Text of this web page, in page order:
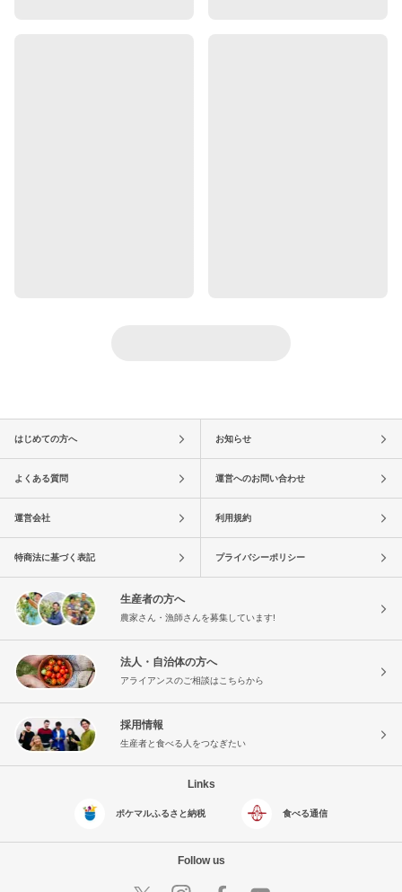
はじめての方へ お知らせ
よくある質問 運営へのお問い合わせ
運営会社 利用規約
特商法に基づく表記 プライバシーポリシー
生産者の方へ
農家さん・漁師さんを募集しています!
法人・自治体の方へ
アライアンスのご相談はこちらから
採用情報
生産者と食べる人をつなぎたい
Links
ポケマルふるさと納税 食べる通信
Follow us